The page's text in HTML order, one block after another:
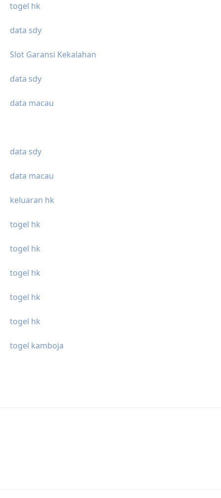
togel hk
data sdy
Slot Garansi Kekalahan
data sdy
data macau
data sdy
data macau
keluaran hk
togel hk
togel hk
togel hk
togel hk
togel hk
togel kamboja